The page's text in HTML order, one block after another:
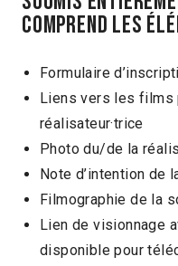
comprend les
Formulaire
Liens vers les
réalisateur·trice
Photo du/de la
Note d’intention de
Filmographie de la
Lien de visionnage
disponible pour